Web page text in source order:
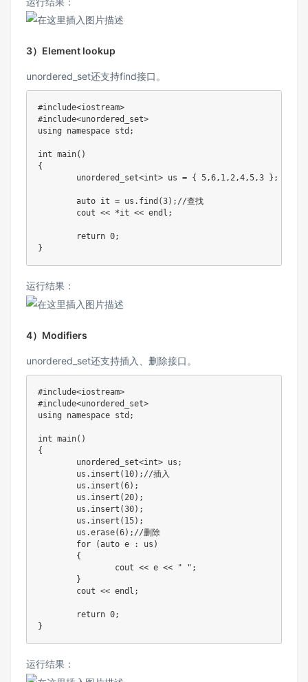
3）Element lookup
unordered_set还支持find接口。
#include<iostream>
#include<unordered_set>
using
namespace std ;
int main( )
{
	unordered_set
<int> us = { 5,6, 1, 2,4,5,3 } ;
auto it = us . find (3) ; //查找
	cout
<< *it << endl ;
return 0;
}
运行结果：
4）Modifiers
unordered_set还支持插入、删除接口。
#include<iostream>
#include<unordered_set>
using
namespace std ;
int main( )
{
	unordered_set
<int> us ;
	us
. insert ( 10) ; //插入
	us
. insert (6) ;
	us
. insert ( 20) ;
	us
. insert (30) ;
	us
. insert ( 15) ;
	us
.erase(6) ; //删除
for
(auto e : us )
{
		cout
<< e << " " ;
}
	cout
<< endl ;
return 0;
}
运行结果：